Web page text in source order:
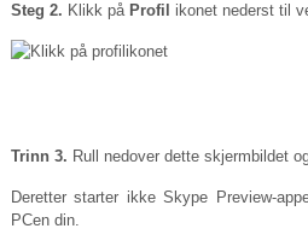
Steg 2. Klikk på Profil ikonet nederst til
Trinn 3. Rull nedover dette skjermbildet
Deretter starter ikke Skype Preview-
PCen din.